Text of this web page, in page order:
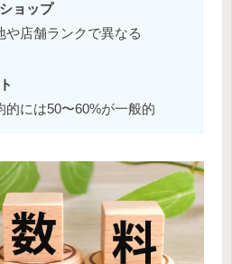
ョップ
店舗ランクで異なる
には50〜60%が一般的